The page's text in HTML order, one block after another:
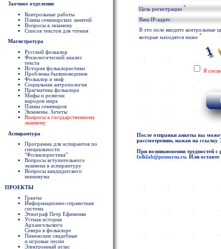
Заочное отделение
Контрольные работы
Планы семинарских занятий
Вопросы к экзамену
Список текстов для чтения
Магистратура
Русский фольклор
Филологический анализ
текста
История фольклористики
Проблемы былиноведения
Фольклор и миф
Социальная антропология
Прагматика фольклора
Мифы и религии
народов мира
Планы семинаров
Экзамены. Зачеты
Вопросы к государственному
экзамену
Аспирантура
Программа для аспирантов по
специальности
"Фольклористика"
Вопросы вступительного
экзамена в аспирантуру
Вопросы кандидатского
минимума
ПРОЕКТЫ
Гранты
Информационно-справочная
система
Этнограф Петр Ефименко
Устная история
Архангельского
Севера в фольклоре
Пинежские свадебные
и игровые песни
Электронный атлас
Цель регистрации *
Ваш IP-адрес
В это поле введите контрольные
которые находятся ниже *
Я
После отправки анкеты вы
рассмотрению, нажав на ссылку
При возникновении трудностей с
folklab@pomorsu.ru. Или